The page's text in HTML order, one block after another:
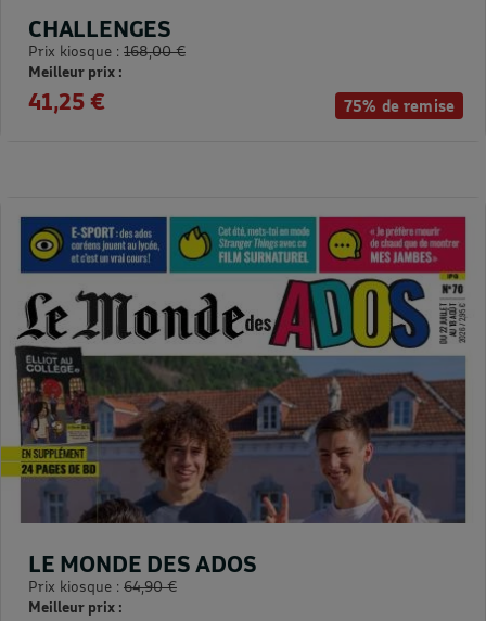
75% de remise
CHALLENGES
Prix kiosque : 168,00 €
Meilleur prix :
41,25 €
LE MONDE DES ADOS
Prix kiosque : 64,90 €
Meilleur prix :